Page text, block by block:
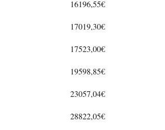
16196,55€
17019,30€
17523,00€
19598,85€
23057,04€
28822,05€